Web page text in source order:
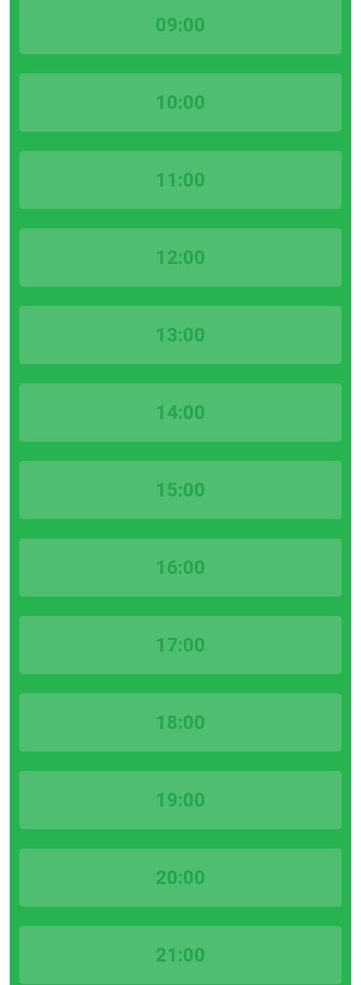
09:00
10:00
11:00
12:00
13:00
14:00
15:00
16:00
17:00
18:00
19:00
20:00
21:00